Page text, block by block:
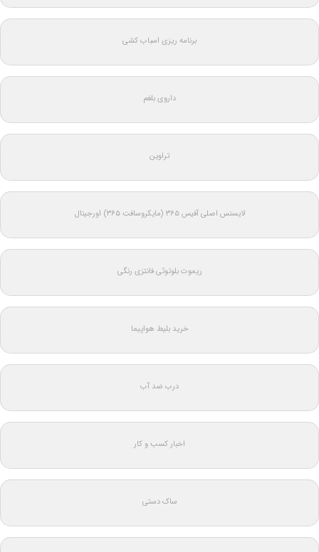
برنامه ریزی اسباب کشی
داروی بلغم
تراوین
لایسنس اصلی آفیس ۳۶۵ (مایکروسافت ۳۶۵) اورجینال
ریموت بلوتوثی فانتزی رنگی
خرید بلیط هواپیما
درب ضد آب
اخبار کسب و کار
ساک دستی